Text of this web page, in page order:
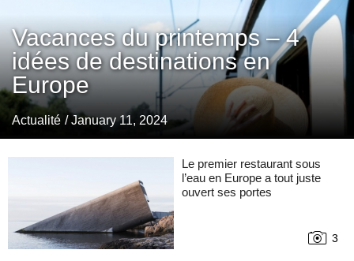
Vacances du printemps – 4
idées de destinations en
Europe
Actualité / January 11, 2024
Le premier restaurant sous
l’eau en Europe a tout juste
ouvert ses portes
3